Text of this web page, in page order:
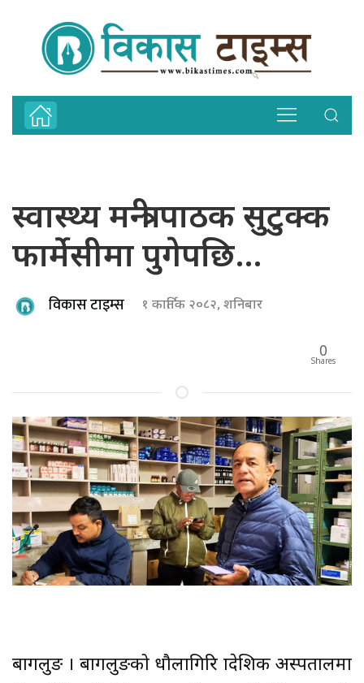
स्वास्थ्य मन्त्री पाठक सुटुक्क
फार्मेसीमा पुगेपछि…
विकास टाइम्स १ कार्तिक २०८२, शनिबार
0
Shares
बागलुङ । बागलुङको धौलागिरि प्रादेशिक अस्पतालमा